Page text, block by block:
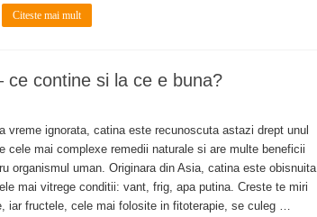
Citeste mai mult
ce contine si la ce e buna?
vreme ignorata, catina este recunoscuta astazi drept unul
cele mai complexe remedii naturale si are multe beneficii
organismul uman. Originara din Asia, catina este obisnuita
mai vitrege conditii: vant, frig, apa putina. Creste te miri
iar fructele, cele mai folosite in fitoterapie, se culeg …